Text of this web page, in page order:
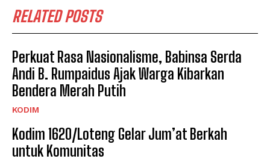
RELATED POSTS
Perkuat Rasa Nasionalisme, Babinsa Serda
Andi B. Rumpaidus Ajak Warga Kibarkan
Bendera Merah Putih
KODIM
Kodim 1620/Loteng Gelar Jum’at Berkah
untuk Komunitas